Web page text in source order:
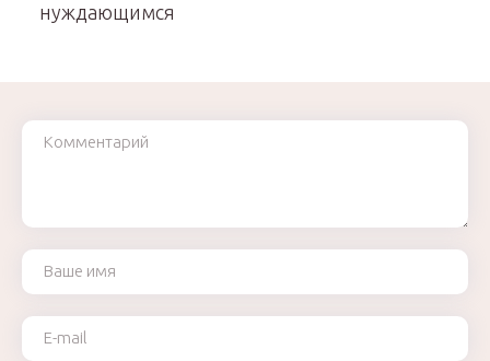
нуждающимся
Комментарий
Ваше имя
Ваш e-mail